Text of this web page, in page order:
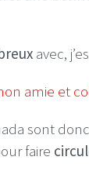
avec,
amie et
sont
faire